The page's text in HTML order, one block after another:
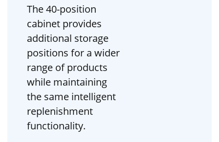
The 40-position
cabinet provides
additional storage
positions for a wider
range of products
while maintaining
the same intelligent
replenishment
functionality.